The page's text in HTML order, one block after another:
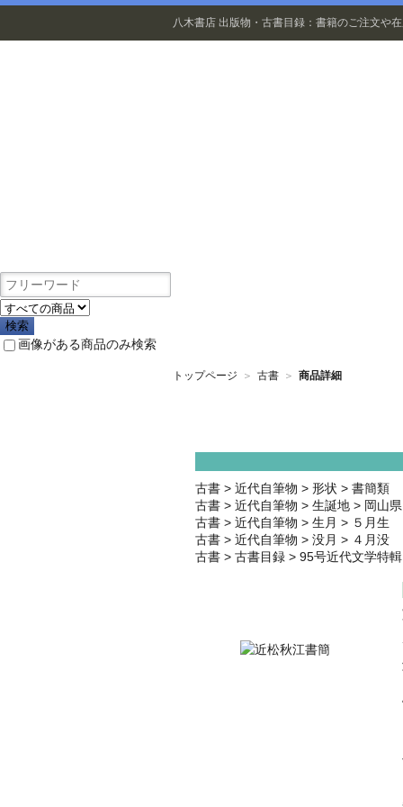
八木書店 出版物・古書目録：書籍のご注文や
画像がある商品のみ検索
トップページ ＞ 古書 ＞ 商品詳細
古書 > 近代自筆物 > 形状 > 書簡類
古書 > 近代自筆物 > 生誕地 > 岡山県
古書 > 近代自筆物 > 生月 > ５月生
古書 > 近代自筆物 > 没月 > ４月没
古書 > 古書目録 > 95号近代文学特輯